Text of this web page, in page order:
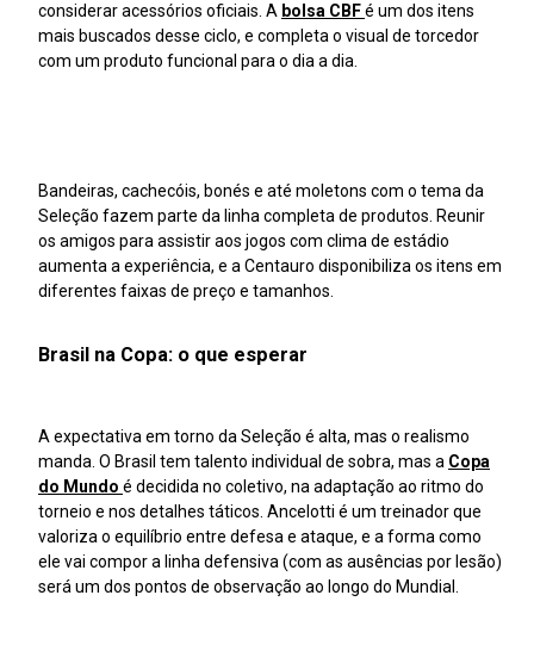
considerar acessórios oficiais. A bolsa CBFé um dos itens
mais buscados desse ciclo, e completa o visual de torcedor
com um produto funcional para o dia a dia.
Bandeiras, cachecóis, bonés e até moletons com o tema da
Seleção fazem parte da linha completa de produtos. Reunir
os amigos para assistir aos jogos com clima de estádio
aumenta a experiência, e a Centauro disponibiliza os itens em
diferentes faixas de preço e tamanhos.
Brasil na Copa: o que esperar
A expectativa em torno da Seleção é alta, mas o realismo
manda. O Brasil tem talento individual de sobra, mas a Copa
do Mundo é decidida no coletivo, na adaptação ao ritmo do
torneio e nos detalhes táticos. Ancelotti é um treinador que
valoriza o equilíbrio entre defesa e ataque, e a forma como
ele vai compor a linha defensiva (com as ausências por lesão)
será um dos pontos de observação ao longo do Mundial.